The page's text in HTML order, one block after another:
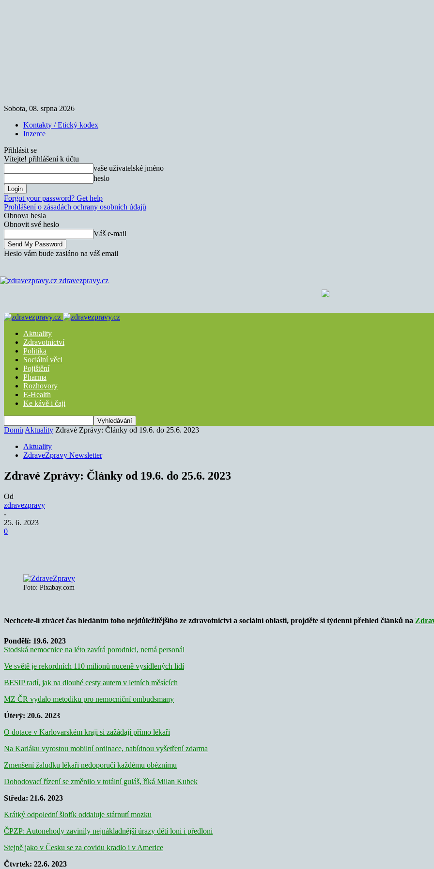
Sobota, 08. srpna 2026
Kontakty / Etický kodex
Inzerce
Přihlásit se
Vítejte! přihlášení k účtu
vaše uživatelské jméno
heslo
Forgot your password? Get help
Prohlášení o zásadách ochrany osobních údajů
Obnova hesla
Obnovit své heslo
Váš e-mail
Heslo vám bude zasláno na váš email
zdravezpravy.cz
Aktuality
Zdravotnictví
Politika
Sociální věci
Pojištění
Pharma
Rozhovory
E-Health
Ke kávě i čaji
Domů Aktuality Zdravé Zprávy: Články od 19.6. do 25.6. 2023
Aktuality
ZdraveZpravy Newsletter
Zdravé Zprávy: Články od 19.6. do 25.6. 2023
Od
zdravezpravy
-
25. 6. 2023
0
Foto: Pixabay.com
Nechcete-li ztrácet čas hledáním toho nejdůležitějšího ze zdravotnictví a sociální oblasti, projděte si týdenní přehled článků na
Pondělí: 19.6. 2023
Stodská nemocnice na léto zavírá porodnici, nemá personál
Ve světě je rekordních 110 milionů nuceně vysídlených lidí
BESIP radí, jak na dlouhé cesty autem v letních měsících
MZ ČR vydalo metodiku pro nemocniční ombudsmany
Úterý: 20.6. 2023
O dotace v Karlovarském kraji si zažádají přímo lékaři
Na Karláku vyrostou mobilní ordinace, nabídnou vyšetření zdarma
Zmenšení žaludku lékaři nedoporučí každému obéznímu
Dohodovací řízení se změnilo v totální guláš, říká Milan Kubek
Středa: 21.6. 2023
Krátký odpolední šlofík oddaluje stárnutí mozku
ČPZP: Autonehody zavinily nejnákladnější úrazy dětí loni i předloni
Stejně jako v Česku se za covidu kradlo i v Americe
Čtvrtek: 22.6. 2023